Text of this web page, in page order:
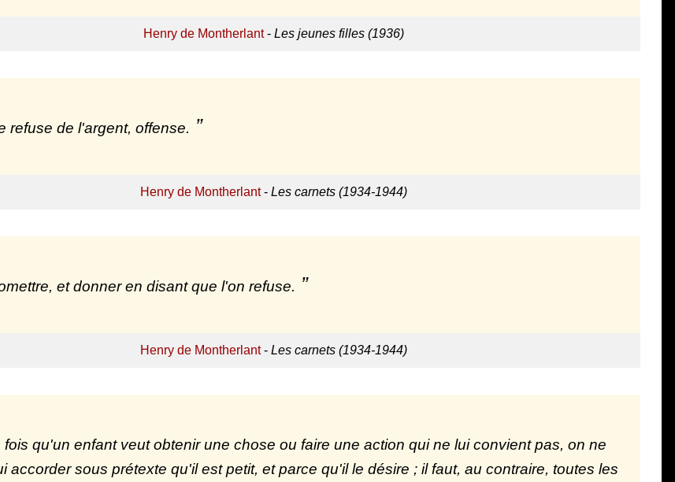
Henry de Montherlant- Les jeunes filles (1936)
refuse de l'argent, offense.
Henry de Montherlant- Les carnets (1934-1944)
et donner en disant que l'on refuse.
Henry de Montherlant- Les carnets (1934-1944)
fois qu'un enfant veut obtenir une chose ou faire une action qui ne lui convient pas, on ne
accorder sous prétexte qu'il est petit, et parce qu'il le désire ; il faut, au contraire, toutes les